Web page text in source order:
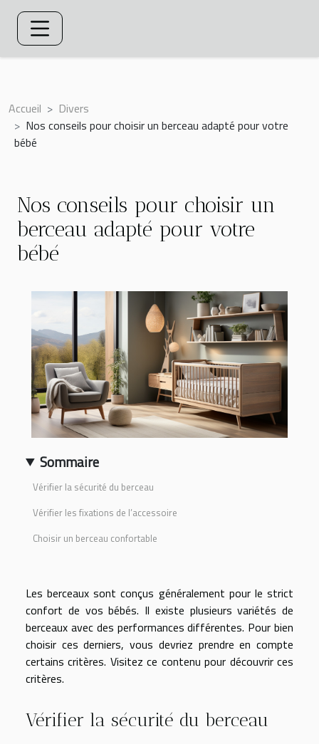
Accueil
Divers
Nos conseils pour choisir un berceau adapté pour votre
bébé
Nos conseils pour choisir un
berceau adapté pour votre
bébé
Sommaire
Vérifier la sécurité du berceau
Vérifier les fixations de l’accessoire
Choisir un berceau confortable
Les berceaux sont conçus généralement pour le strict
confort de vos bébés. Il existe plusieurs variétés de
berceaux avec des performances différentes. Pour bien
choisir ces derniers, vous devriez prendre en compte
certains critères. Visitez ce contenu pour découvrir ces
critères.
Vérifier la sécurité du berceau